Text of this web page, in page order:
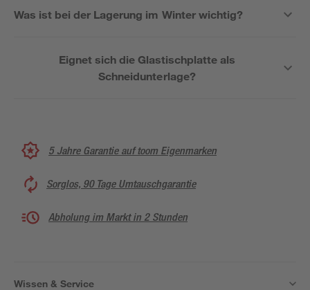
Was ist bei der Lagerung im Winter wichtig?
Eignet sich die Glastischplatte als
Schneidunterlage?
5 Jahre Garantie auf toom Eigenmarken
Sorglos, 90 Tage Umtauschgarantie
Abholung im Markt in 2 Stunden
Wissen & Service